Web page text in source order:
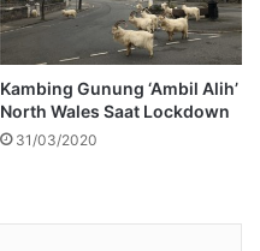
Kambing Gunung ‘Ambil Alih’
North Wales Saat Lockdown
31/03/2020